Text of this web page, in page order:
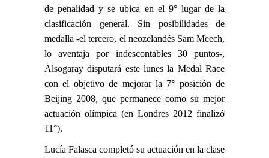
de penalidad y se ubica en el 9° lugar de la
clasificación general. Sin posibilidades de
medalla -el tercero, el neozelandés Sam Meech,
lo aventaja por indescontables 30 puntos-,
Alsogaray disputará este lunes la Medal Race
con el objetivo de mejorar la 7° posición de
Beijing 2008, que permanece como su mejor
actuación olímpica (en Londres 2012 finalizó
11°).
Lucía Falasca completó su actuación en la clase